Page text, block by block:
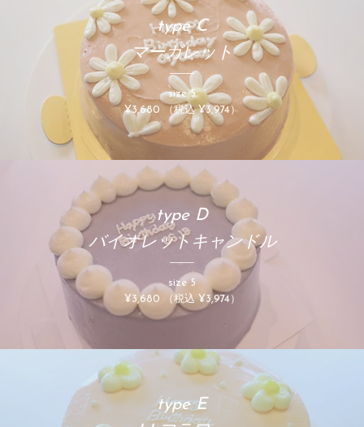
type C
マーガレット
size 5
¥3,680 （税込 ¥3,974）
type D
バイオレットキャンドル
size 5
¥3,680 （税込 ¥3,974）
type E